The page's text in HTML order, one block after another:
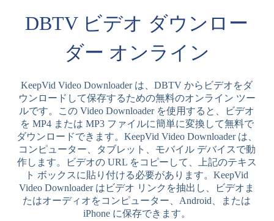
DBTV ビデオ ダウンロー
ダー オンライン
KeepVid Video Downloader は、DBTV からビデオをダ
ウンロードして保存するための無料のオンライン ツー
ルです。この Video Downloader を使用すると、ビデオ
を MP4 または MP3 ファイルに簡単に変換して無料で
ダウンロードできます。KeepVid Video Downloader は、
コンピューター、タブレット、モバイル デバイスで動
作します。ビデオの URL をコピーして、上記のテキス
ト ボックスに貼り付ける必要があります。KeepVid
Video Downloader はビデオ リンクを抽出し、ビデオま
たはオーディオをコンピューター、Android、または
iPhone に保存できます。